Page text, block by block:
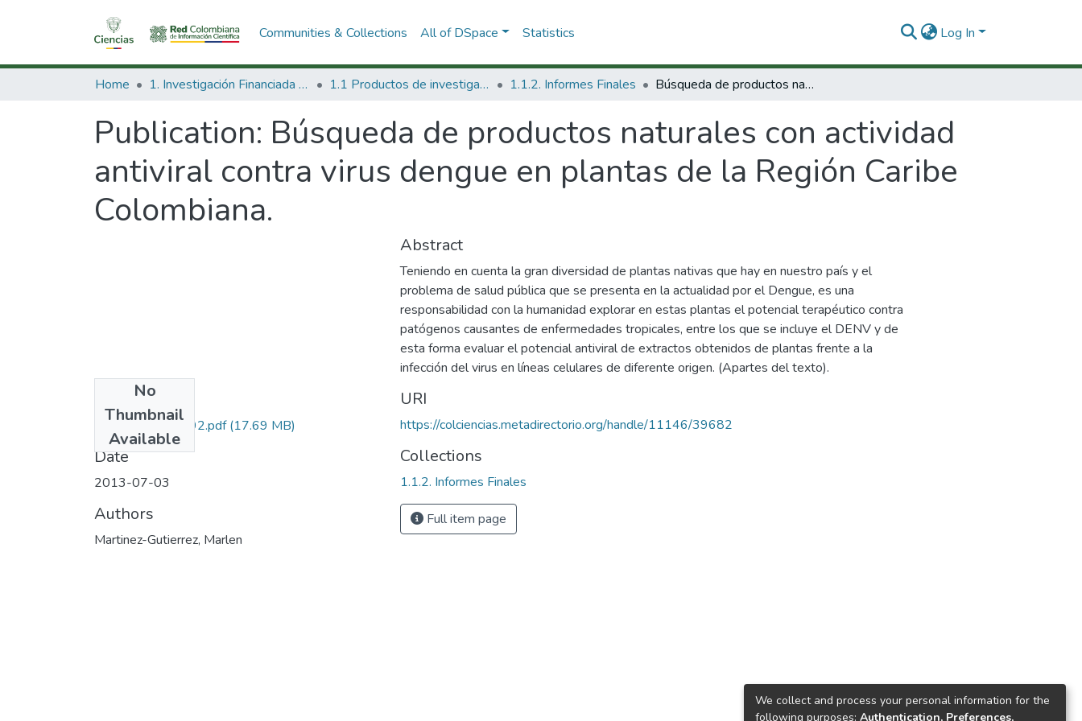
Communities & Collections All of DSpace Statistics Log In
Home 1. Investigación Financiada con Recursos Públicos 1.1 Productos de investigación 1.1.2. Informes Finales Búsqueda de productos naturales con actividad antiviral contra virus dengue en plantas de la Región Caribe Colombiana.
Publication: Búsqueda de productos naturales con actividad
antiviral contra virus dengue en plantas de la Región Caribe
Colombiana.
No
Thumbnail
Available
111549326092.pdf(17.69 MB)
Date
2013-07-03
Authors
Martinez-Gutierrez, Marlen
Abstract
Teniendo en cuenta la gran diversidad de plantas nativas que hay en nuestro país y el
problema de salud pública que se presenta en la actualidad por el Dengue, es una
responsabilidad con la humanidad explorar en estas plantas el potencial terapéutico contra
patógenos causantes de enfermedades tropicales, entre los que se incluye el DENV y de
esta forma evaluar el potencial antiviral de extractos obtenidos de plantas frente a la
infección del virus en líneas celulares de diferente origen. (Apartes del texto).
URI
https://colciencias.metadirectorio.org/handle/11146/39682
Collections
1.1.2. Informes Finales
Full item page
We collect and process your personal information for the
following purposes: Authentication, Preferences,